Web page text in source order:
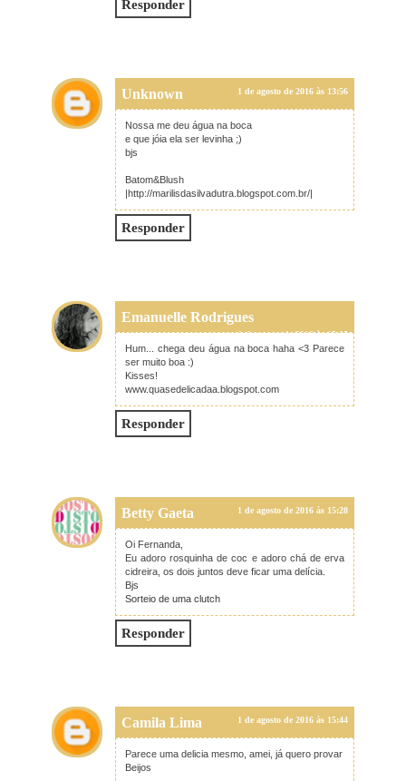
Responder
Unknown 1 de agosto de 2016 às 13:56
Nossa me deu água na boca
e que jóia ela ser levinha ;)
bjs
Batom&Blush
|http://marilisdasilvadutra.blogspot.com.br/|
Responder
Emanuelle Rodrigues
1 de agosto de 2016 às 15:05
Hum... chega deu água na boca haha <3 Parece
ser muito boa :)
Kisses!
www.quasedelicadaa.blogspot.com
Responder
Betty Gaeta 1 de agosto de 2016 às 15:28
Oi Fernanda,
Eu adoro rosquinha de coc e adoro chá de erva
cidreira, os dois juntos deve ficar uma delícia.
Bjs
Sorteio de uma clutch
Responder
Camila Lima 1 de agosto de 2016 às 15:44
Parece uma delicia mesmo, amei, já quero provar
Beijos